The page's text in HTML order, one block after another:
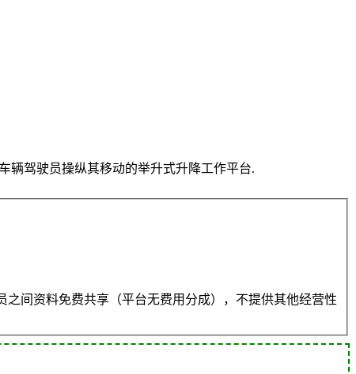
辆驾驶员操纵其移动的举升式升降工作平台.
间资料免费共享（平台无费用分成），不提供其他经营性